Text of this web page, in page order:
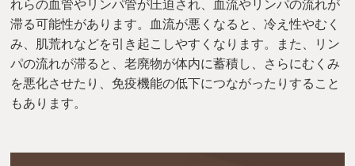
れらの血管やリンパ管が圧迫され、血流やリンパの流れが
滞る可能性があります。血流が悪くなると、冷え性やむく
み、肌荒れなどを引き起こしやすくなります。また、リン
パの流れが滞ると、老廃物が体内に蓄積し、さらにむくみ
を悪化させたり、免疫機能の低下につながったりすること
もあります。